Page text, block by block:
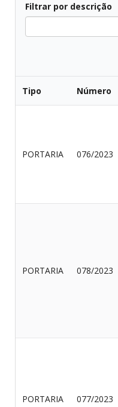
Filtrar por descrição
Tipo Número
PORTARIA 076/2023
PORTARIA 078/2023
PORTARIA 077/2023